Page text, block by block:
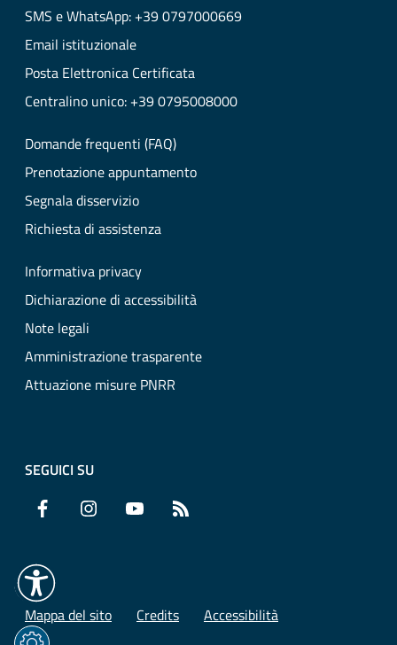
SMS e WhatsApp: +39 0797000669
Email istituzionale
Posta Elettronica Certificata
Centralino unico: +39 0795008000
Domande frequenti (FAQ)
Prenotazione appuntamento
Segnala disservizio
Richiesta di assistenza
Informativa privacy
Dichiarazione di accessibilità
Note legali
Amministrazione trasparente
Attuazione misure PNRR
SEGUICI SU
Facebook Instagram YouTube
Mappa del sito Credits Accessibilità